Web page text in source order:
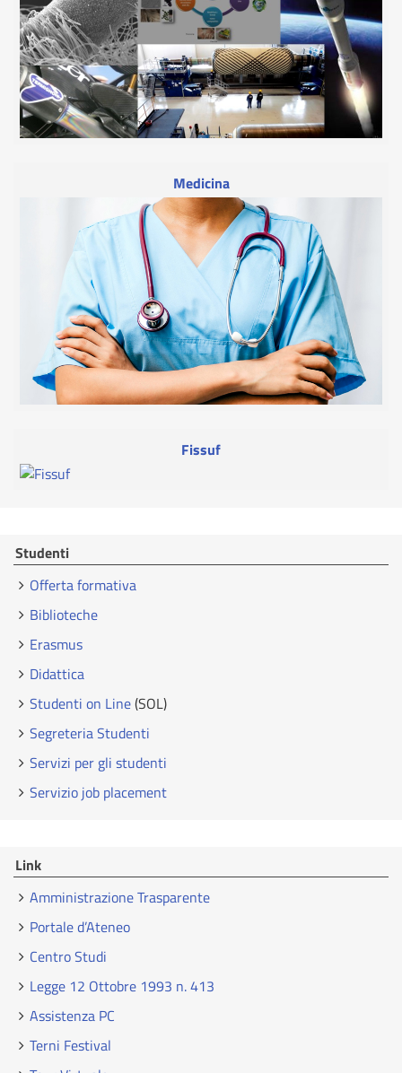
Medicina
Fissuf
Studenti
Offerta formativa
Biblioteche
Erasmus
Didattica
Studenti on Line(SOL)
Segreteria Studenti
Servizi per gli studenti
Servizio job placement
Link
Amministrazione Trasparente
Portale d’Ateneo
Centro Studi
Legge 12 Ottobre 1993 n. 413
Assistenza PC
Terni Festival